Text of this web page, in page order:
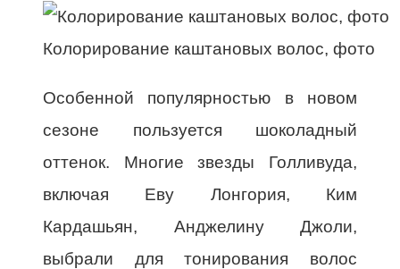
Колорирование каштановых волос, фото
Особенной популярностью в новом
сезоне пользуется шоколадный
оттенок. Многие звезды Голливуда,
включая Еву Лонгория, Ким
Кардашьян, Анджелину Джоли,
выбрали для тонирования волос